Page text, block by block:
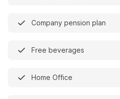
Company pension plan
Free beverages
Home Office